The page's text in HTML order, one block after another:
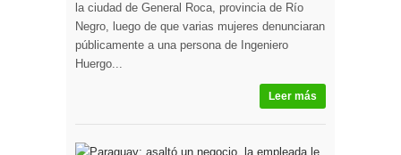
la ciudad de General Roca, provincia de Río
Negro, luego de que varias mujeres denunciaran
públicamente a una persona de Ingeniero
Huergo...
Leer más